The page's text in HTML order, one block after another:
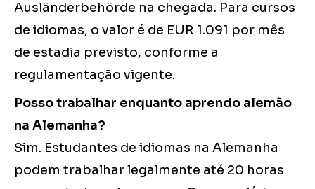
Ausländerbehörde na chegada. Para cursos
de idiomas, o valor é de EUR 1.091 por mês
de estadia previsto, conforme a
regulamentação vigente.
Posso trabalhar enquanto aprendo alemão
na Alemanha?
Sim. Estudantes de idiomas na Alemanha
podem trabalhar legalmente até 20 horas